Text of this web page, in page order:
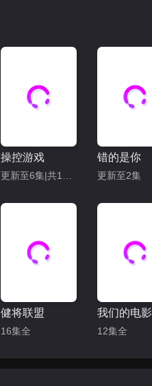
操控游戏 错的是你
更新至2集
健将联盟
16集全
我们的电影
12集全